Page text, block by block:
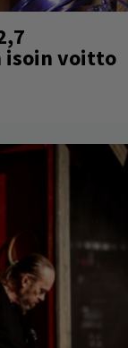
isoin voitto